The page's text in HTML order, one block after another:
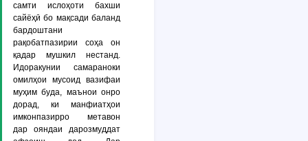
самти ислоҳоти бахши
сайёҳӣ бо мақсади баланд
бардоштани
рақобатпазирии соҳа он
қадар мушкил нестанд.
Идоракунии самараноки
омилҳои мусоид вазифаи
муҳим буда, маънои онро
дорад, ки манфиатҳои
имконпазирро метавон
дар ояндаи дарозмуддат